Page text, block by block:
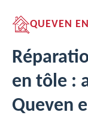
QUEVEN
en tôle :
Queven